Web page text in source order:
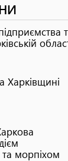
Харківщині
морпіхом